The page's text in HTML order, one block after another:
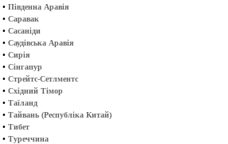
• Південна Аравія
• Саравак
• Сасаніди
• Саудівська Аравія
• Сирія
• Сінгапур
• Стрейтс-Сетлментс
• Східний Тімор
• Таїланд
• Тайвань (Республіка Китай)
• Тибет
• Туреччина